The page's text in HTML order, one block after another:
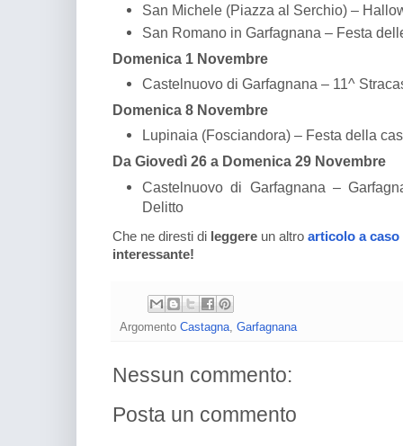
San Michele (Piazza al Serchio) –
San Romano in Garfagnana – Festa
Domenica 1 Novembre
Castelnuovo di Garfagnana – 11^
Domenica 8 Novembre
Lupinaia (Fosciandora) – Festa della
Da Giovedì 26 a Domenica 29 Novembre
Castelnuovo di Garfagnana –
Delitto
Che ne diresti di leggere un altro articolo a caso
interessante!
Argomento Castagna Garfagnana
Nessun commento:
Posta un commento